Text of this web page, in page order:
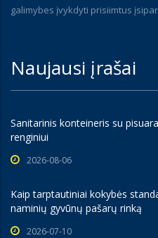
galimybes įvykdyti prisiimtus
Naujausi įrašai
Sanitarinis konteineris su
renginiui
2026-08-06
Kaip tarptautiniai kokybės
naminių gyvūnų pašarų rinką
2026-07-10